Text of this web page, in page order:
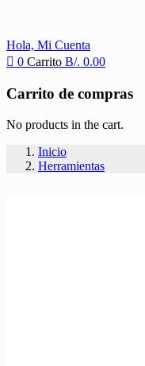
Hola, Mi Cuenta
0 Carrito B/. 0.00
Carrito de compras
No products in the cart.
Inicio
Herramientas